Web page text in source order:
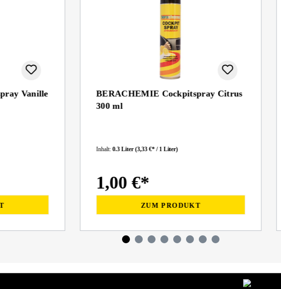
Vanille
BERACHEMIE Cockpitspray Citrus
300 ml
Inhalt:0.3 Liter(3,33 €* / 1 Liter)
1,00 €*
ZUM PRODUKT